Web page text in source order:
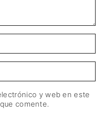
y web en este
comente.